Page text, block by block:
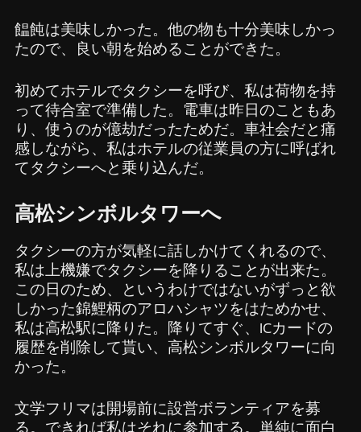
饂飩は美味しかった。他の物も十分美味しかっ
たので、良い朝を始めることができた。
初めてホテルでタクシーを呼び、私は荷物を持
って待合室で準備した。電車は昨日のこともあ
り、使うのが億劫だったためだ。車社会だと痛
感しながら、私はホテルの従業員の方に呼ばれ
てタクシーへと乗り込んだ。
高松シンボルタワーへ
タクシーの方が気軽に話しかけてくれるので、
私は上機嫌でタクシーを降りることが出来た。
この日のため、というわけではないがずっと欲
しかった錦鯉柄のアロハシャツをはためかせ、
私は高松駅に降りた。降りてすぐ、ICカードの
履歴を削除して貰い、高松シンボルタワーに向
かった。
文学フリマは開場前に設営ボランティアを募